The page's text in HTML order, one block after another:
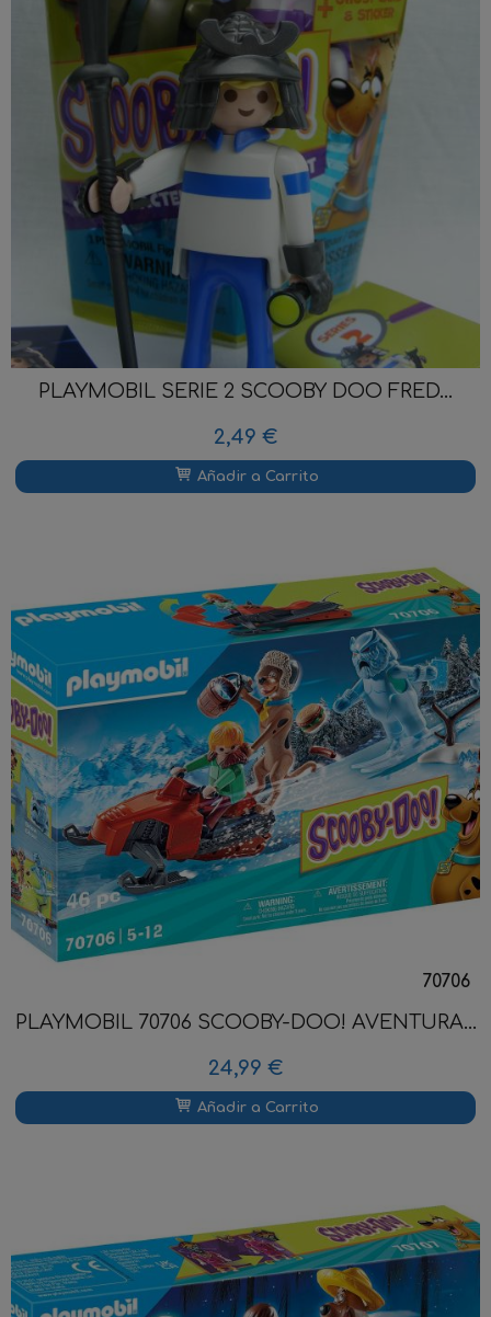
PLAYMOBIL SERIE 2 SCOOBY DOO FRED...
2,49 €
Añadir a Carrito
70706
PLAYMOBIL 70706 SCOOBY-DOO! AVENTURA...
24,99 €
Añadir a Carrito